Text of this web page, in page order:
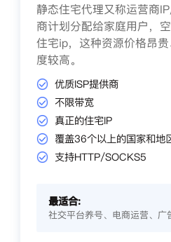
静态住宅代理又称运营商
商计划分配给家庭用户，
住宅ip，这种资源价格昂
度较高。
优质ISP提供商
不限带宽
真正的住宅IP
覆盖36个以上的国家和地
支持HTTP/SOCKS5
最适合:
社交平台养号、电商运营、广